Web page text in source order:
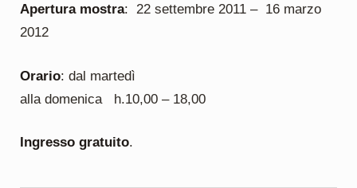
Apertura mostra: 22 settembre 2011 – 16 marzo
2012
Orario: dal martedì
alla domenica h.10,00 – 18,00
Ingresso gratuito.